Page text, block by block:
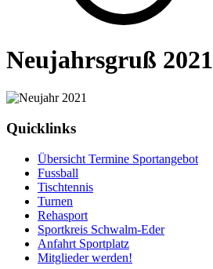
Neujahrsgruß 2021
Quicklinks
Übersicht Termine Sportangebot
Fussball
Tischtennis
Turnen
Rehasport
Sportkreis Schwalm-Eder
Anfahrt Sportplatz
Mitglieder werden!